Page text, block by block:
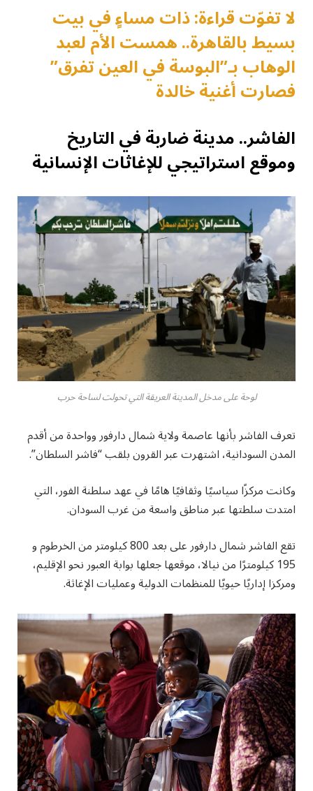
لا تفوّت قراءة: ذات مساءٍ في بيت
بسيط بالقاهرة.. همست الأم لعبد
الوهاب بـ”البوسة في العين تفرق”
فصارت أغنية خالدة
الفاشر.. مدينة ضاربة في التاريخ
وموقع استراتيجي للإغاثات الإنسانية
لوحة على مدخل المدينة العريقة التي تحولت لساحة حرب
تعرف الفاشر بأنها عاصمة ولاية شمال دارفور وواحدة من أقدم
المدن السودانية، اشتهرت عبر القرون بلقب “فاشر السلطان”.
وكانت مركزًا سياسيًا وثقافيًا هامًا في عهد سلطنة الفور، التي
امتدت سلطتها عبر مناطق واسعة من غرب السودان.
تقع الفاشر شمال دارفور على بعد 800 كيلومتر من الخرطوم و
195 كيلومترًا من نيالا، موقعها جعلها بوابة العبور نحو الإقليم،
ومركزا إداريًا حيويًا للمنظمات الدولية وعمليات الإغاثة.